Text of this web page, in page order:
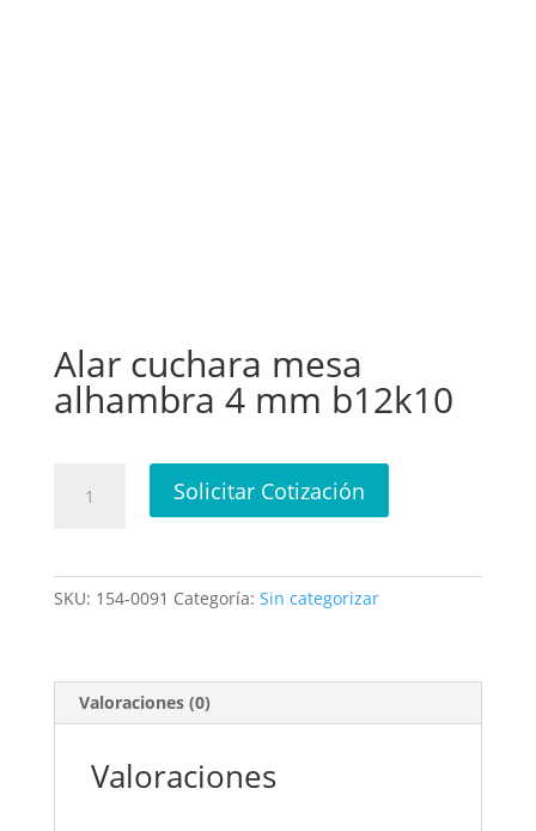
Alar cuchara mesa
alhambra 4 mm b12k10
cuchara
Solicitar Cotización
SKU: 154-0091 Categoría: Sin categorizar
Valoraciones (0)
Valoraciones